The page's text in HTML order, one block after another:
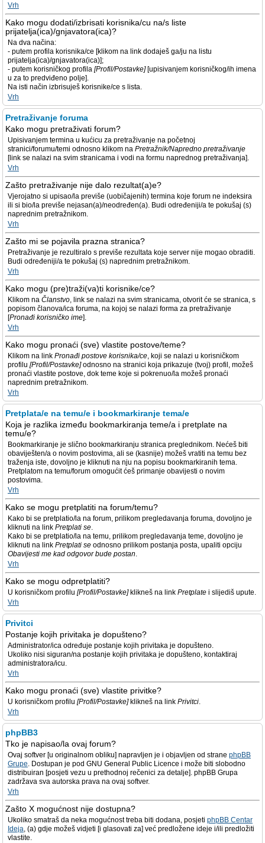
Vrh
Kako mogu dodati/izbrisati korisnika/cu na/s liste
prijatelja(ica)/gnjavatora(ica)?
Na dva načina:
- putem profila korisnika/ce [klikom na link dodaješ ga/ju na listu
prijatelja(ica)/gnjavatora(ica)];
- putem korisničkog profila [Profil/Postavke][upisivanjem korisničkog/ih imena
u za to predviđeno polje].
Na isti način izbrisuješ korisnike/ce s lista.
Vrh
Pretraživanje foruma
Kako mogu pretraživati forum?
Upisivanjem termina u kućicu za pretraživanje na početnoj
stranici/forumu/temi odnosno klikom na Pretražnik/Napredno pretraživanje
[link se nalazi na svim stranicama i vodi na formu naprednog pretraživanja].
Vrh
Zašto pretraživanje nije dalo rezultat(a)e?
Vjerojatno si upisao/la previše (uobičajenih) termina koje forum ne indeksira
ili si bio/la previše nejasan(a)/neodređen(a). Budi određeniji/a te pokušaj (s)
naprednim pretražnikom.
Vrh
Zašto mi se pojavila prazna stranica?
Pretraživanje je rezultiralo s previše rezultata koje server nije mogao obraditi.
Budi određeniji/a te pokušaj (s) naprednim pretražnikom.
Vrh
Kako mogu (pre)traži(va)ti korisnike/ce?
Klikom na Članstvo, link se nalazi na svim stranicama, otvorit će se stranica, s
popisom članova/ica foruma, na kojoj se nalazi forma za pretraživanje
[Pronađi korisničko ime].
Vrh
Kako mogu pronaći (sve) vlastite postove/teme?
Klikom na link Pronađi postove korisnika/ce, koji se nalazi u korisničkom
profilu [Profil/Postavke]odnosno na stranici koja prikazuje (tvoj) profil, možeš
pronaći vlastite postove, dok teme koje si pokrenuo/la možeš pronaći
naprednim pretražnikom.
Vrh
Pretplata/e na temu/e i bookmarkiranje tema/e
Koja je razlika između bookmarkiranja teme/a i pretplate na
temu/e?
Bookmarkiranje je slično bookmarkiranju stranica preglednikom. Nećeš biti
obaviješten/a o novim postovima, ali se (kasnije) možeš vratiti na temu bez
traženja iste, dovoljno je kliknuti na nju na popisu bookmarkiranih tema.
Pretplatom na temu/forum omogućit ćeš primanje obavijesti o novim
postovima.
Vrh
Kako se mogu pretplatiti na forum/temu?
Kako bi se pretplatio/la na forum, prilikom pregledavanja foruma, dovoljno je
kliknuti na link Pretplati se.
Kako bi se pretplatio/la na temu, prilikom pregledavanja teme, dovoljno je
kliknuti na link Pretplati se odnosno prilikom postanja posta, upaliti opciju
Obavijesti me kad odgovor bude postan.
Vrh
Kako se mogu odpretplatiti?
U korisničkom profilu [Profil/Postavke]klikneš na link Pretplate i slijediš upute.
Vrh
Privitci
Postanje kojih privitaka je dopušteno?
Administrator/ica određuje postanje kojih privitaka je dopušteno.
Ukoliko nisi siguran/na postanje kojih privitaka je dopušteno, kontaktiraj
administratora/icu.
Vrh
Kako mogu pronaći (sve) vlastite privitke?
U korisničkom profilu [Profil/Postavke]klikneš na link Privitci.
Vrh
phpBB3
Tko je napisao/la ovaj forum?
Ovaj softver [u originalnom obliku] napravljen je i objavljen od strane phpBB
Grupe. Dostupan je pod GNU General Public Licence i može biti slobodno
distribuiran [posjeti vezu u prethodnoj rečenici za detalje]. phpBB Grupa
zadržava sva autorska prava na ovaj softver.
Vrh
Zašto X mogućnost nije dostupna?
Ukoliko smatraš da neka mogućnost treba biti dodana, posjeti phpBB Centar
Ideja, (a) gdje možeš vidjeti [i glasovati za] već predložene ideje i/ili predložiti
vlastite.